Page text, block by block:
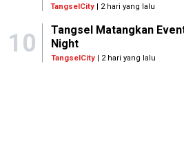
TangselCity | 2 hari yang lalu
10
Tangsel Matangkan
Night
TangselCity| 2 hari yang lalu